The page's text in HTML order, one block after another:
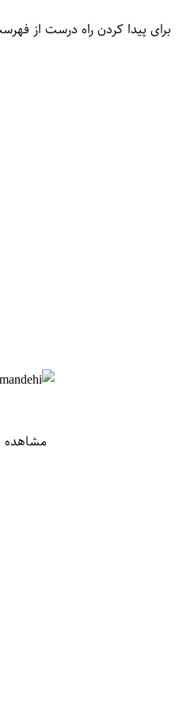
برای پیدا کردن راه درست از
مشاهده